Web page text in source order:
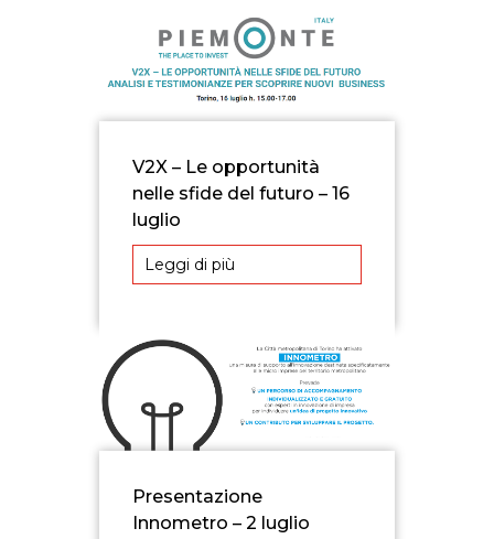
V2X – Le opportunità
nelle sfide del futuro – 16
luglio
Leggi di più
Presentazione
Innometro – 2 luglio